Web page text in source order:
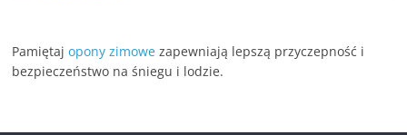
Pamiętajopony zimowe zapewniają lepszą przyczepność i
bezpieczeństwo na śniegu i lodzie.